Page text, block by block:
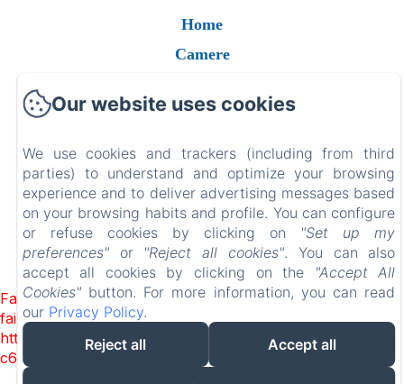
Home
Camere
Gift Card
EN FR ES IT DE RU NL PL
Разработано через Amenitiz
Failed to load BookingEngine/index: Loading chunk 1322
failed. (missing:
https://d1cmur5l0xva3h.cloudfront.net/packs/1322-
c6e932f9d3d27b65-1bf7c4dc6a241241.js)
Our website uses cookies
We use cookies and trackers (including from third
parties) to understand and optimize your browsing
experience and to deliver advertising messages based
on your browsing habits and profile. You can configure
or refuse cookies by clicking on "Set up my
preferences"or "Reject all cookies". You can also
accept all cookies by clicking on the
"Accept All
Cookies"button. For more information, you can read
our Privacy Policy.
Reject all
Accept all